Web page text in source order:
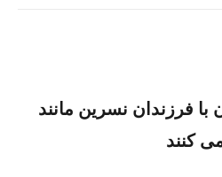
فرزندان نسرین مانند
کنند